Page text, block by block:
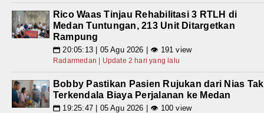
Rico Waas Tinjau Rehabilitasi 3 RTLH di
Medan Tuntungan, 213 Unit Ditargetkan
Rampung
📅 20:05:13 | 05 Agu 2026 | 👁 191 view
Radarmedan | Update 2 hari yang lalu
Bobby Pastikan Pasien Rujukan dari Nias Tak
Terkendala Biaya Perjalanan ke Medan
📅 19:25:47 | 05 Agu 2026 | 👁 100 view